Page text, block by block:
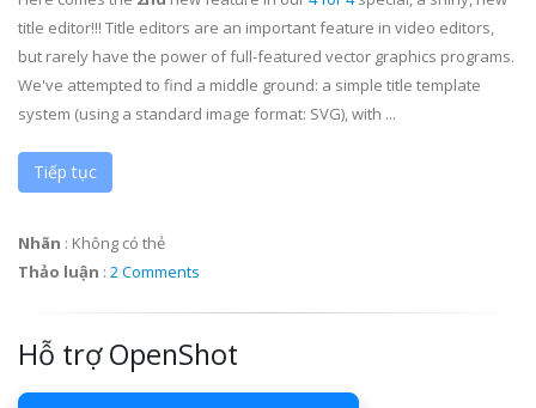
title editor!!! Title editors are an important feature in video editors,
but rarely have the power of full-featured vector graphics programs.
We've attempted to find a middle ground: a simple title template
system (using a standard image format: SVG), with ...
Tiếp tục
Nhãn : Không có thẻ
Thảo luận : 2 Comments
Hỗ trợ OpenShot